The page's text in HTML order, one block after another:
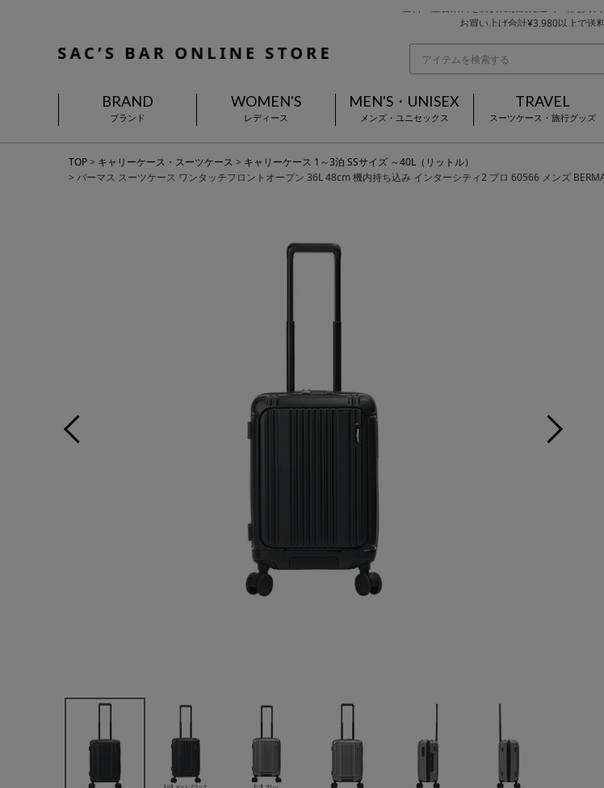
お買い上げ合計¥3,980以上で送
当日～翌営業日を目安に順次発送（一部お取
BRAND
ブランド
WOMEN'S
レディース
MEN'S・UNISEX
メンズ・ユニセックス
TRAVEL
スーツケース・旅行グッズ
TOP キャリーケース・スーツケース
キャリーケース 1～3泊 SSサイズ ～40L（リットル）
バーマス スーツケース ワンタッチフロントオープン 36L 48cm 機内持ち込み インターシティ2 プロ 60566 メンズ